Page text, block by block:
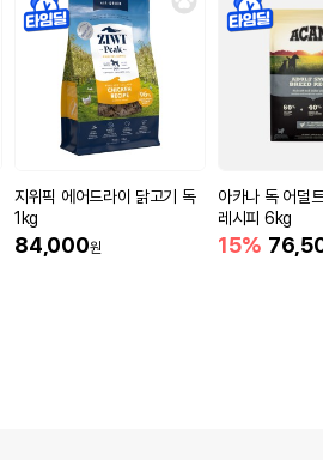
지위픽 에어드라이 닭고기 독
1kg
84,000원
아카나 독 어덜
레시피 6kg
15%